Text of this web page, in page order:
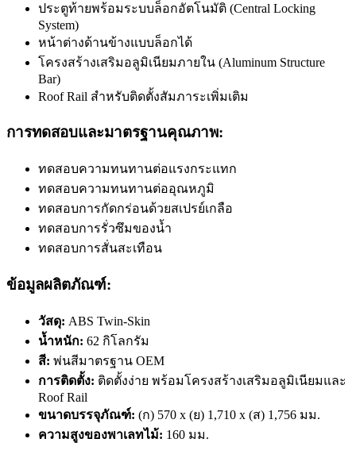
ประตูท้ายพร้อมระบบล็อกอัตโนมัติ (Central Locking
System)
หน้าต่างด้านข้างแบบล็อกได้
โครงสร้างเสริมอลูมิเนียมภายใน (Aluminum Structure
Bar)
Roof Rail สำหรับติดตั้งสัมภาระเพิ่มเติม
การทดสอบและมาตรฐานคุณภาพ:
ทดสอบความทนทานต่อแรงกระแทก
ทดสอบความทนทานต่ออุณหภูมิ
ทดสอบการกัดกร่อนด้วยสเปรย์เกลือ
ทดสอบการรั่วซึมของน้ำ
ทดสอบการสั่นสะเทือน
ข้อมูลผลิตภัณฑ์:
วัสดุ: ABS Twin-Skin
น้ำหนัก: 62 กิโลกรัม
สี: พ่นสีมาตรฐาน OEM
การติดตั้ง: ติดตั้งง่าย พร้อมโครงสร้างเสริมอลูมิเนียมและ
Roof Rail
ขนาดบรรจุภัณฑ์: (ก) 570 x (ย) 1,710 x (ส) 1,756 มม.
ความสูงของพาเลทไม้: 160 มม.